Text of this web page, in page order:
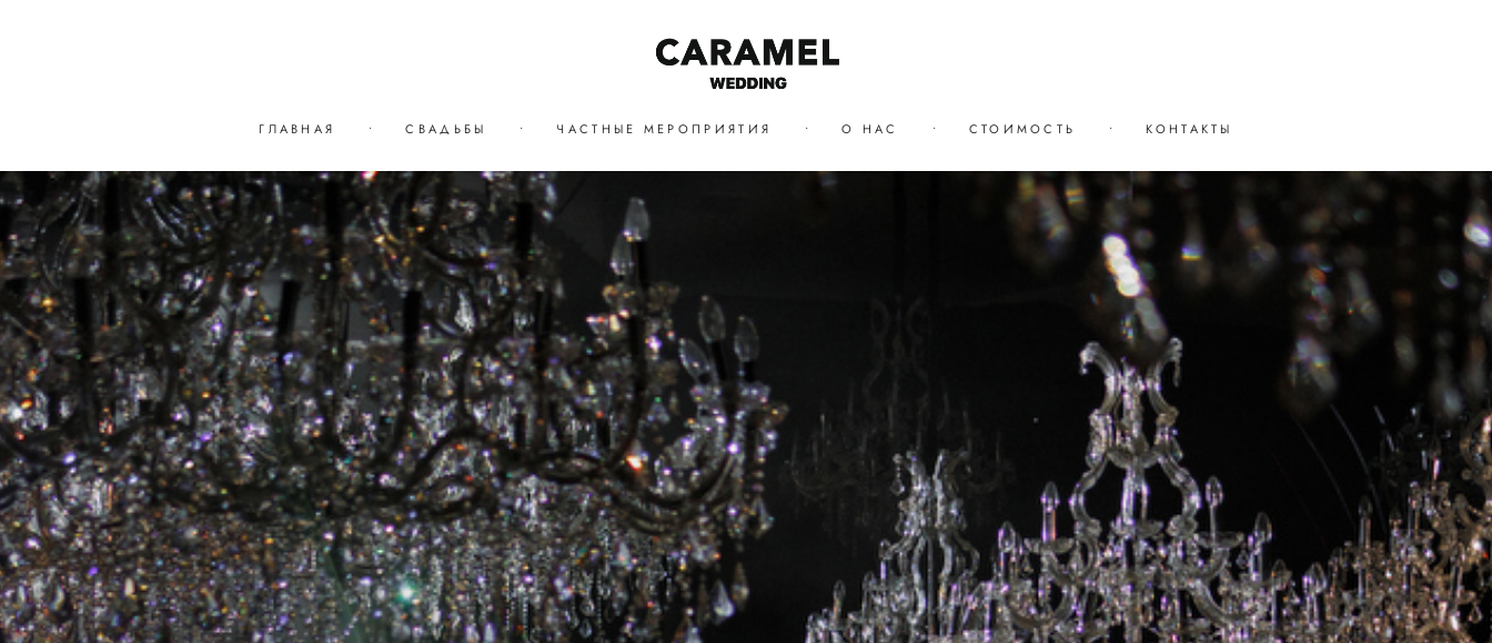
ГЛАВНАЯ • СВАДЬБЫ • ЧАСТНЫЕ МЕРОПРИЯТИЯ • О НАС • СТОИМОСТЬ • КОНТАКТЫ